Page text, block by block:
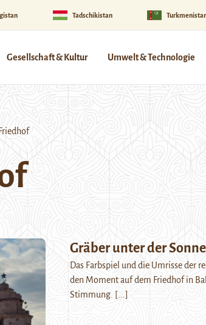
Tadschikistan
Gesellschaft & Kultur Umwelt & Technologie
Friedhof
Gräber unter der Sonne
Das Farbspiel und die Umrisse der
den Moment auf dem Friedhof in
Stimmung. [...]